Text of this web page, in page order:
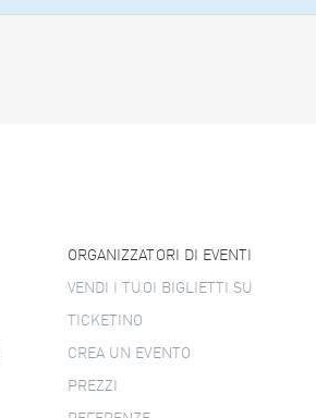
ORGANIZZATORI DI EVENTI
VENDI I TUOI BIGLIETTI SU
TICKETINO
CREA UN EVENTO
PREZZI